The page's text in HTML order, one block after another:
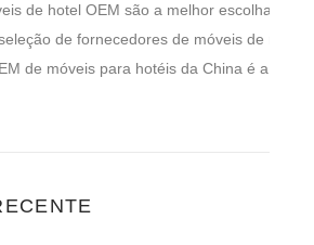
de hotel OEM são a melhor escolha
de fornecedores de móveis de
de móveis para hotéis da China é a